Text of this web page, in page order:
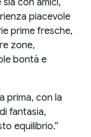
piacevole
prime fresche,
zone,
bontà e
prima, con la
fantasia,
equilibrio.”